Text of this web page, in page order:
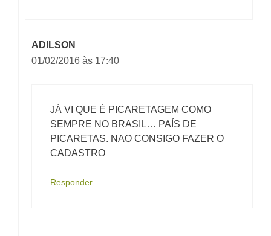
ADILSON
01/02/2016 às 17:40
JÁ VI QUE É PICARETAGEM COMO
SEMPRE NO BRASIL… PAÍS DE
PICARETAS. NAO CONSIGO FAZER O
CADASTRO
Responder